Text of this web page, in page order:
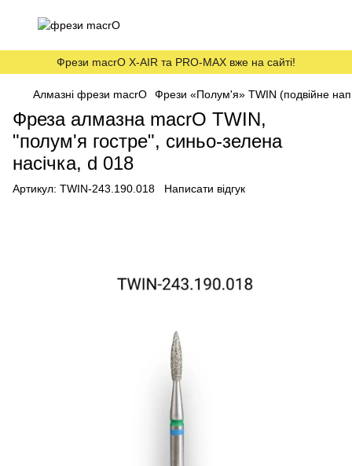
Фрези macrO X-AIR та PRO-MAX вже на сайті!
Алмазні фрези macrO Фрези «Полум'я» TWIN (подвійне
Фреза алмазна macrO TWIN,
"полум'я гостре", синьо-зелена
насічка, d 018
Артикул: TWIN-243.190.018 Написати відгук